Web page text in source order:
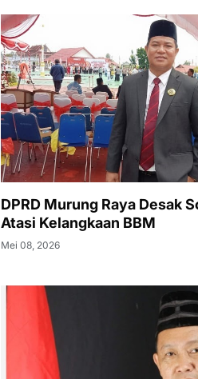
DPRD Murung Raya Desak
Atasi Kelangkaan BBM
Mei 08, 2026